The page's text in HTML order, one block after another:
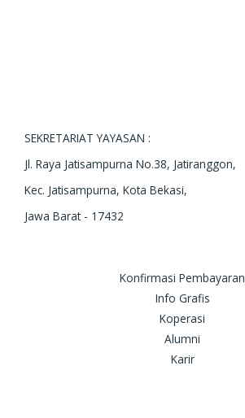
SEKRETARIAT YAYASAN :
Jl. Raya Jatisampurna No.38, Jatiranggon,
Kec. Jatisampurna, Kota Bekasi,
Jawa Barat - 17432
Konfirmasi Pembayaran
Info Grafis
Koperasi
Alumni
Karir